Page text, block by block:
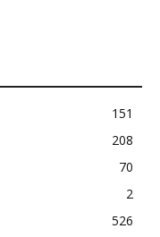
151
208
70
2
526